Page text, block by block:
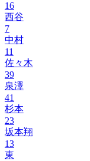
16
西谷
7
中村
11
佐々木
39
泉澤
41
杉本
23
坂本翔
13
東